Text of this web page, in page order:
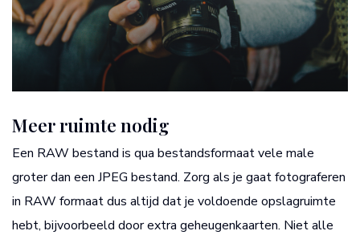
Meer ruimte nodig
Een RAW bestand is qua bestandsformaat vele male
groter dan een JPEG bestand. Zorg als je gaat fotograferen
in RAW formaat dus altijd dat je voldoende opslagruimte
hebt, bijvoorbeeld door extra geheugenkaarten. Niet alle